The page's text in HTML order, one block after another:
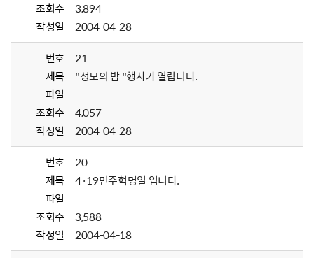
조회수
3,894
작성일
2004-04-28
번호
21
제목
"성모의 밤 "행사가 열립니다.
파일
조회수
4,057
작성일
2004-04-28
번호
20
제목
4·19민주혁명일 입니다.
파일
조회수
3,588
작성일
2004-04-18